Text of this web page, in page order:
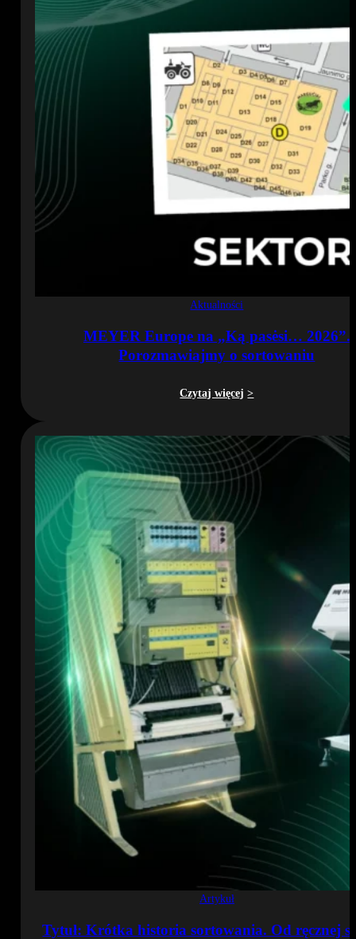
Aktualności
MEYER Europe na „Ką pasėsi… 2026”.
Porozmawiajmy o sortowaniu
Czytaj więcej
Artykuł
Tytuł: Krótka historia sortowania. Od ręcznej